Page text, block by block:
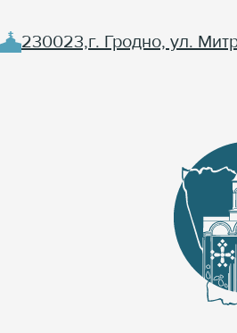
230023,г. Гродно, ул.